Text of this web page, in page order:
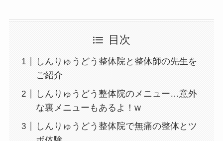
目次
しんりゅうどう整体院と整体師の先生を
ご紹介
しんりゅうどう整体院のメニュー…意外
な裏メニューもあるよ！w
しんりゅうどう整体院で無痛の整体とツ